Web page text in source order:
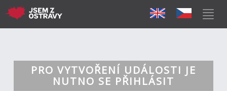
PRO VYTVOŘENÍ UDÁLOSTI JE
NUTNO SE PŘIHLÁSIT